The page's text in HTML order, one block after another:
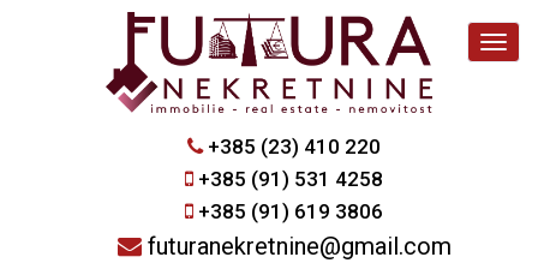
+385 (23) 410 220
+385 (91) 531 4258
+385 (91) 619 3806
futuranekretnine@gmail.com